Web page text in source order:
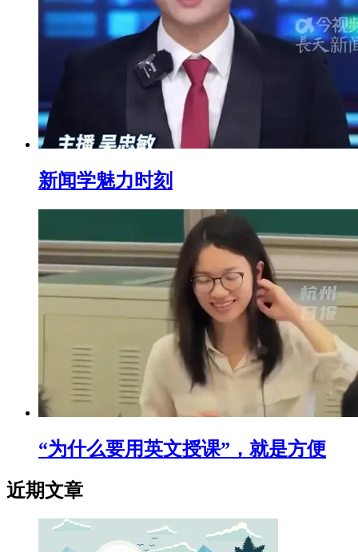
新闻学魅力时刻
“为什么要用英文授课”，就是方便
近期文章